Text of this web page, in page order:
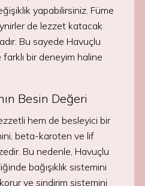
yapabilirsiniz. Füme
de lezzet katacak
Bu sayede Havuçlu
farklı bir deneyim haline
Besin Değeri
hem de besleyici bir
beta-karoten ve lif
Bu nedenle, Havuçlu
bağışıklık sistemini
ve sindirim sistemini